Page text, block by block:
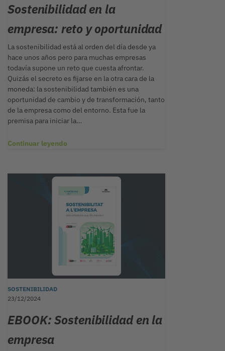
Sostenibilidad en la
empresa: reto y oportunidad
La sostenibilidad está al orden del día desde ya
hace unos años pero para muchas empresas
todavía supone un reto que cuesta afrontar.
Quizás el secreto es fijarse en la otra cara de la
moneda: la sostenibilidad también es una
oportunidad de cambio y de transformación, tanto
de la empresa como del entorno. Esta fue la
premisa para iniciar la…
Continuar leyendo
SOSTENIBILIDAD
23/12/2024
EBOOK: Sostenibilidad en la
empresa